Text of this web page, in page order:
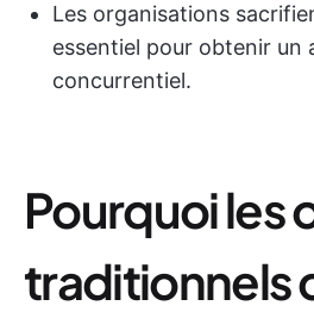
Les organisations
essentiel pour obtenir un
concurrentiel.
Pourquoi les
traditionnels